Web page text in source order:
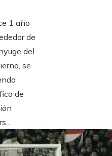
1 año
de
del
se
de